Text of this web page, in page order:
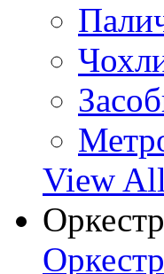
View All